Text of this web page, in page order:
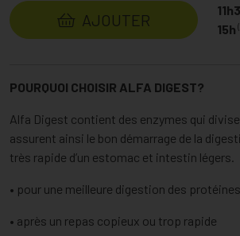
AJOUTER
15h
POURQUOI CHOISIR ALFA DIGEST?
Alfa Digest contient des enzymes qui
assurent ainsi le bon démarrage de la
très rapide d’un estomac et intestin légers.
• pour une meilleure digestion des protéines
• après un repas copieux ou trop rapide